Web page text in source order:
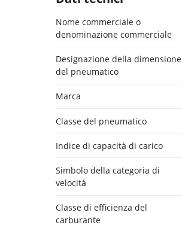
Nome commerciale o
denominazione commerciale
Designazione della dimensione
del pneumatico
Marca
Classe del pneumatico
Indice di capacità di carico
Simbolo della categoria di
velocità
Classe di efficienza del
carburante